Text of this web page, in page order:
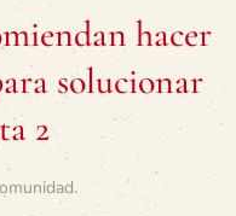
hacer
solucionar
2
.